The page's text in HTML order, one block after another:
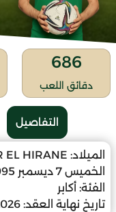
686
دقائق اللعب
التفاصيل
الميلاد: EL HIRANE
الخميس 7 ديسمبر 1995
الفئة: أكابر
تاريخ نهاية العقد: 06-15